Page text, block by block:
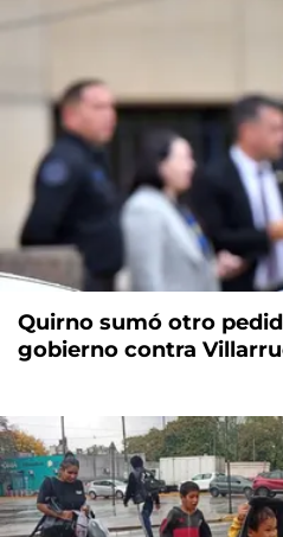
Quirno sumó otro
gobierno contra